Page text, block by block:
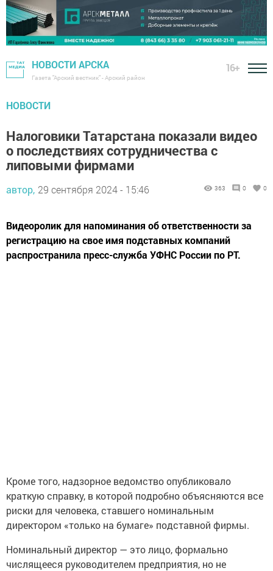
НОВОСТИ АРСКА
Газета "Арский вестник" - Арский район
16+
НОВОСТИ
Налоговики Татарстана показали видео
о последствиях сотрудничества с
липовыми фирмами
автор, 29 сентября 2024 - 15:46 363 0 0
Видеоролик для напоминания об ответственности за
регистрацию на свое имя подставных компаний
распространила пресс-служба УФНС России по РТ.
Кроме того, надзорное ведомство опубликовало
краткую справку, в которой подробно объясняются все
риски для человека, ставшего номинальным
директором «только на бумаге» подставной фирмы.
Номинальный директор — это лицо, формально
числящееся руководителем предприятия, но не